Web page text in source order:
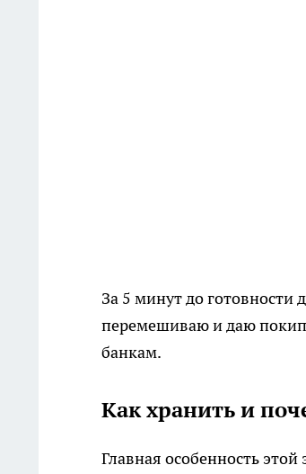
За 5 минут до
перемешиваю и даю
банкам.
Как хранить и
Главная особенность